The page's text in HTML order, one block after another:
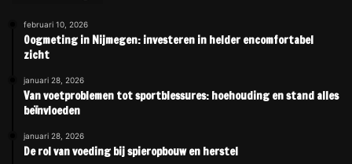
februari 10, 2026
Oogmeting in Nijmegen: investeren in helder encomfortabel
zicht
januari 28, 2026
Van voetproblemen tot sportblessures: hoehouding en stand alles
beïnvloeden
januari 28, 2026
De rol van voeding bij spieropbouw en herstel